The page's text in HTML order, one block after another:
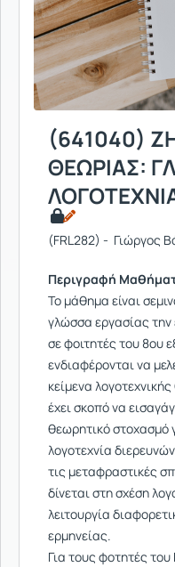
(641040)
ΘΕΩΡΙΑΣ:
(FRL282) - Γιώργος
Περιγραφή
Το μάθημα είναι
γλώσσα εργασίας την
σε φοιτητές του 8ου
ενδιαφέρονται να
κείμενα
έχει σκοπό να
θεωρητικό στοχασμό
λογοτεχνία
τις μεταφραστικές
δίνεται στη σχέση
λειτουργία
ερμηνείας.
Για τους φοτητές του